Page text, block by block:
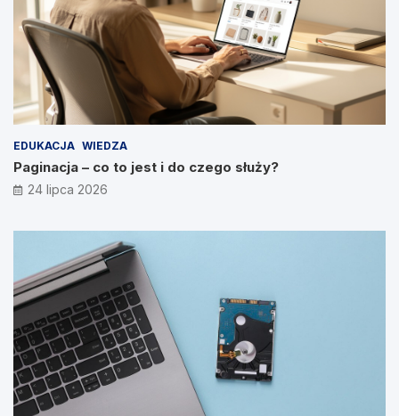
EDUKACJA WIEDZA
Paginacja – co to jest i do czego służy?
24 lipca 2026